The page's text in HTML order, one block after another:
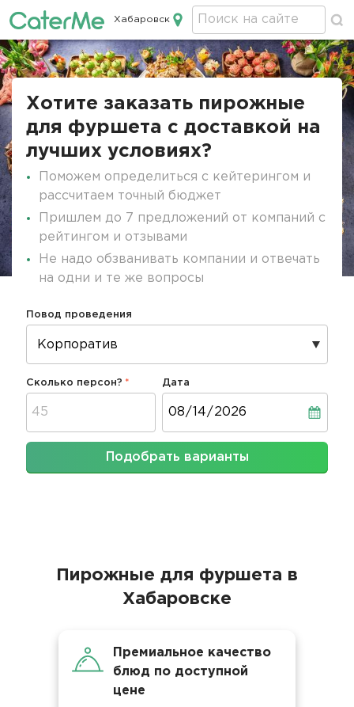
Кейтеринг в Хабаровске
Хабаровск
Строка
Хотите заказать пирожные
для фуршета с доставкой на
лучших условиях?
Поможем определиться с кейтерингом и
рассчитаем точный бюджет
Пришлем до 7 предложений от компаний с
рейтингом и отзывами
Не надо обзванивать компании и отвечать
на одни и те же вопросы
Повод проведения
Сколько персон? Дата
Подобрать варианты
Пирожные для фуршета в
Хабаровске
Премиальное качество
блюд по доступной
цене